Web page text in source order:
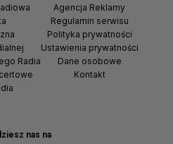
nas na
Radia
Agencja Reklamy
Regulamin serwisu
Polityka prywatności
Ustawienia prywatności
Dane osobowe
Kontakt